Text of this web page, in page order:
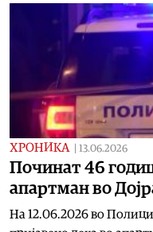
ХРОНИКА 13.06.2026
Починат 46
апартман во
На 12.06.2026 во